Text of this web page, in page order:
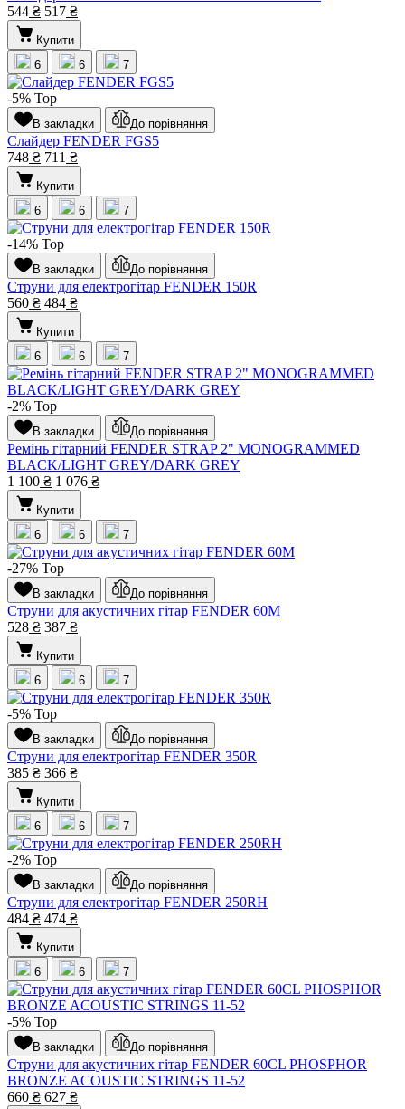
544 ₴ 517 ₴
Купити
6
6 7
-5% Top
В закладки До порівняння
Слайдер FENDER FGS5
748 ₴ 711 ₴
Купити
6
6 7
-14% Top
В закладки До порівняння
Струни для електрогітар FENDER 150R
560 ₴ 484 ₴
Купити
6
6 7
-2% Top
В закладки До порівняння
Ремінь гітарний FENDER STRAP 2" MONOGRAMMED
BLACK/LIGHT GREY/DARK GREY
1 100 ₴ 1 076 ₴
Купити
6
6 7
-27% Top
В закладки До порівняння
Струни для акустичних гітар FENDER 60M
528 ₴ 387 ₴
Купити
6
6 7
-5% Top
В закладки До порівняння
Струни для електрогітар FENDER 350R
385 ₴ 366 ₴
Купити
6
6 7
-2% Top
В закладки До порівняння
Струни для електрогітар FENDER 250RH
484 ₴ 474 ₴
Купити
6
6 7
-5% Top
В закладки До порівняння
Струни для акустичних гітар FENDER 60CL PHOSPHOR
BRONZE ACOUSTIC STRINGS 11-52
660 ₴ 627 ₴